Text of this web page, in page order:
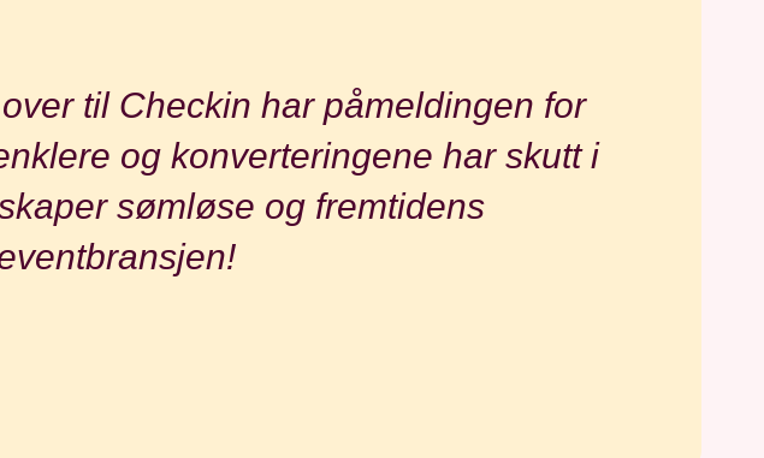
til Checkin har påmeldingen for
og konverteringene har skutt i
sømløse og fremtidens